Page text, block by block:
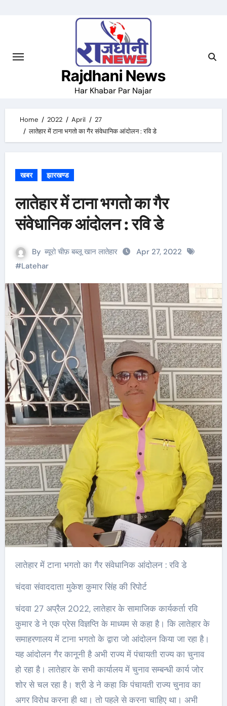
Rajdhani News
Har Khabar Par Najar
Home 2022 April
27
लातेहार में टाना भगतो का गैर संवेधानिक आंदोलन : रवि डे
खबर झारखण्ड
लातेहार में टाना भगतो का गैर
संवेधानिक आंदोलन : रवि डे
By ब्यूरो चीफ़ बब्लू खान लातेहार
Apr 27, 2022
#Latehar
लातेहार में टाना भगतो का गैर संवेधानिक आंदोलन : रवि डे
चंदवा संवाददाता मुकेश कुमार सिंह की रिपोर्ट
चंदवा 27 अप्रैल 2022, लातेहार के सामाजिक कार्यकर्ता रवि
कुमार डे ने एक प्रेस विज्ञप्ति के माध्यम से कहा है। कि लातेहार के
समाहरणालय में टाना भगतो के द्वारा जो आंदोलन किया जा रहा है।
यह आंदोलन गैर कानूनी है अभी राज्य में पंचायती राज्य का चुनाव
हो रहा है। लातेहार के सभी कार्यालय में चुनाव सम्बन्धी कार्य जोर
शोर से चल रहा है। श्री डे ने कहा कि पंचायती राज्य चुनाव का
अगर विरोध करना ही था। तो पहले से करना चाहिए था। अभी